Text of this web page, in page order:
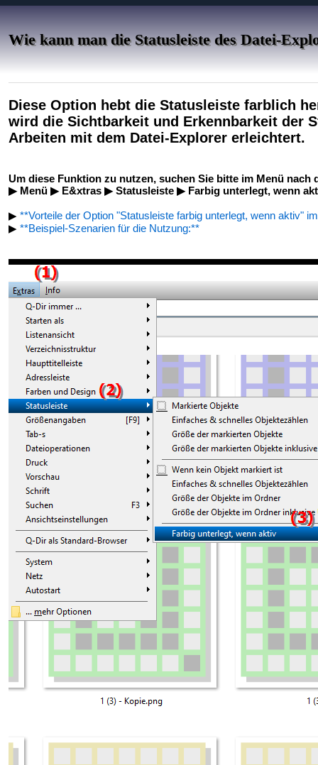
Wie kann man die Statusleiste des Datei-
Diese Option hebt die Statusleiste farblich
wird die Sichtbarkeit und Erkennbarkeit der
Arbeiten mit dem Datei-Explorer erleichtert.
Um diese Funktion zu nutzen, suchen Sie bitte im Menü nach
▶ Menü ▶ E&xtras ▶ Statusleiste ▶ Farbig unterlegt, wenn
▶ **Vorteile der Option "Statusleiste farbig unterlegt, wenn aktiv"
▶ **Beispiel-Szenarien für die Nutzung:**